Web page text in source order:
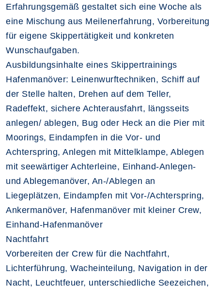
Erfahrungsgemäß gestaltet sich eine Woche als
eine Mischung aus Meilenerfahrung, Vorbereitung
für eigene Skippertätigkeit und konkreten
Wunschaufgaben.
Ausbildungsinhalte eines Skippertrainings
Hafenmanöver: Leinenwurftechniken, Schiff auf
der Stelle halten, Drehen auf dem Teller,
Radeffekt, sichere Achterausfahrt, längsseits
anlegen/ ablegen, Bug oder Heck an die Pier mit
Moorings, Eindampfen in die Vor- und
Achterspring, Anlegen mit Mittelklampe, Ablegen
mit seewärtiger Achterleine, Einhand-Anlegen-
und Ablegemanöver, An-/Ablegen an
Liegeplätzen, Eindampfen mit Vor-/Achterspring,
Ankermanöver, Hafenmanöver mit kleiner Crew,
Einhand-Hafenmanöver
Nachtfahrt
Vorbereiten der Crew für die Nachtfahrt,
Lichterführung, Wacheinteilung, Navigation in der
Nacht, Leuchtfeuer, unterschiedliche Seezeichen,